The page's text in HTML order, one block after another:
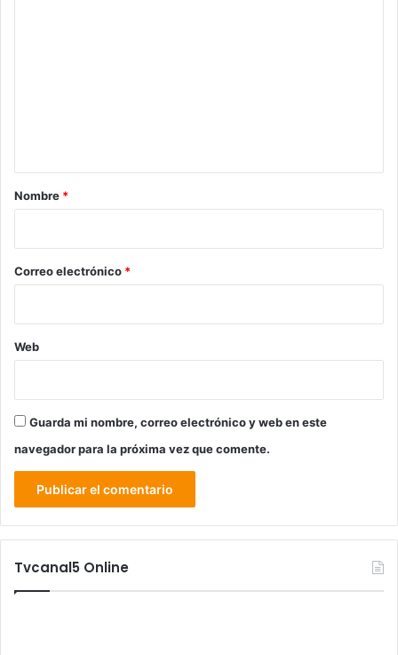
r
*
Nombre *
Correo electrónico *
Web
Guarda mi nombre, correo electrónico y web en este
navegador para la próxima vez que comente.
Tvcanal5 Online